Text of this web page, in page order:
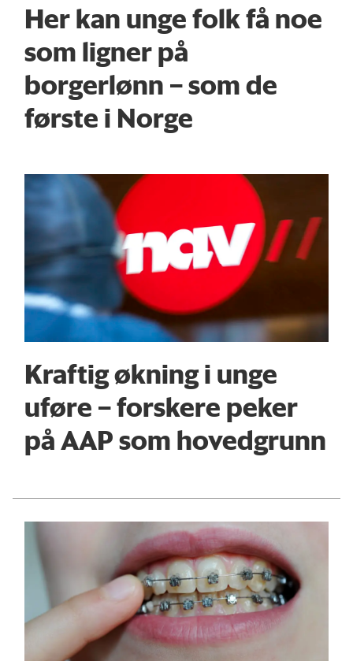
Her kan unge folk få noe
som ligner på
borgerlønn – som de
første i Norge
Kraftig økning i unge
uføre – forskere peker
på AAP som hovedgrunn